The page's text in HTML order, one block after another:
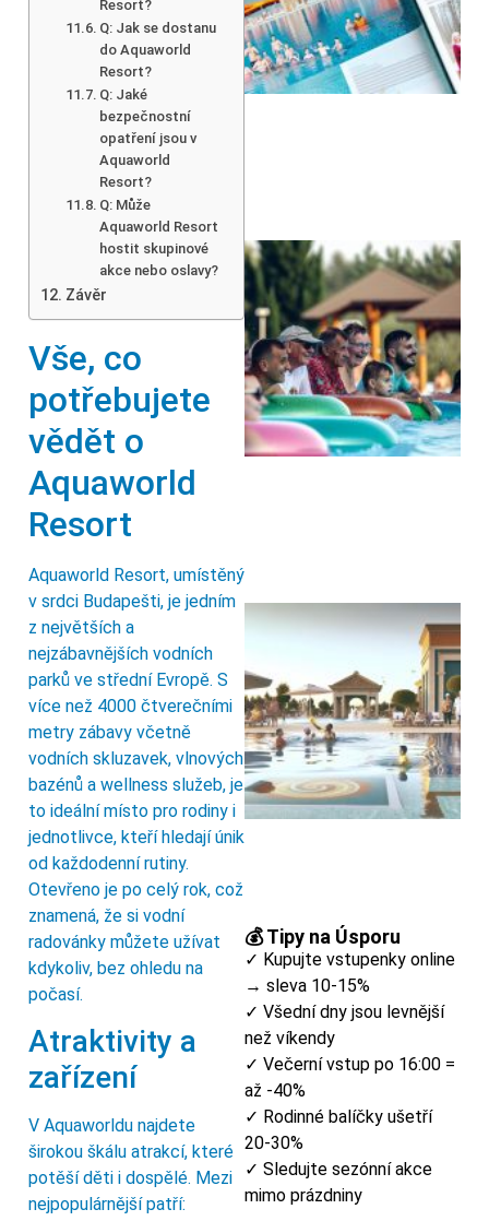
Resort?
Q: Jak se dostanu
do Aquaworld
Resort?
Q: Jaké
bezpečnostní
opatření jsou v
Aquaworld
Resort?
Q: Může
Aquaworld Resort
hostit skupinové
akce nebo oslavy?
Závěr
Vše, co
potřebujete
vědět o
Aquaworld
Resort
Aquaworld Resort, umístěný
v srdci Budapešti, je jedním
z největších a
nejzábavnějších vodních
parků ve střední Evropě. S
více než 4000 čtverečními
metry zábavy včetně
vodních skluzavek, vlnových
bazénů a wellness služeb, je
to ideální místo pro rodiny i
jednotlivce, kteří hledají únik
od každodenní rutiny.
Otevřeno je po celý rok, což
znamená, že si vodní
radovánky můžete užívat
kdykoliv, bez ohledu na
počasí.
Atraktivity a
zařízení
V Aquaworldu najdete
širokou škálu atrakcí, které
potěší děti i dospělé. Mezi
nejpopulárnější patří:
💰 Tipy na Úsporu
✓ Kupujte vstupenky online
→ sleva 10-15%
✓ Všední dny jsou levnější
než víkendy
✓ Večerní vstup po 16:00 =
až -40%
✓ Rodinné balíčky ušetří
20-30%
✓ Sledujte sezónní akce
mimo prázdniny